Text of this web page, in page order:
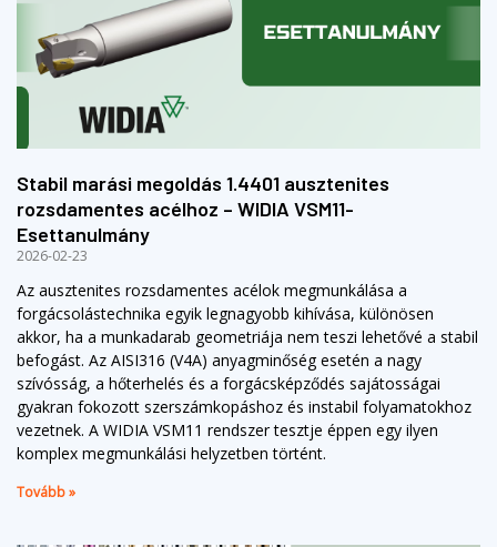
Stabil marási megoldás 1.4401 ausztenites
rozsdamentes acélhoz – WIDIA VSM11-
Esettanulmány
2026-02-23
Az ausztenites rozsdamentes acélok megmunkálása a
forgácsolástechnika egyik legnagyobb kihívása, különösen
akkor, ha a munkadarab geometriája nem teszi lehetővé a stabil
befogást. Az AISI316 (V4A) anyagminőség esetén a nagy
szívósság, a hőterhelés és a forgácsképződés sajátosságai
gyakran fokozott szerszámkopáshoz és instabil folyamatokhoz
vezetnek. A WIDIA VSM11 rendszer tesztje éppen egy ilyen
komplex megmunkálási helyzetben történt.
Tovább »